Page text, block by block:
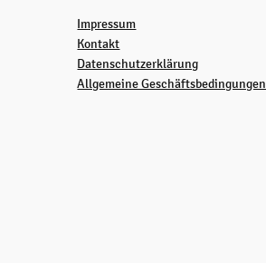
Impressum
Kontakt
Datenschutzerklärung
Allgemeine Geschäftsbedingungen